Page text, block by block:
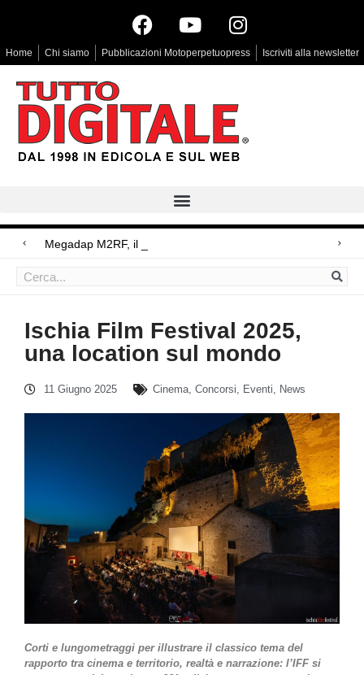
Home Chi siamo Pubblicazioni Motoperpetuopress Iscriviti alla newsletter
Megadap M2RF, il primo adattatore autofo
Arri Rental, evoluzioni in arrivo
Ischia Film Festival 2025,
una location sul mondo
11 Giugno 2025 Cinema, Concorsi, Eventi, News
Corti e lungometraggi per illustrare il classico tema del
rapporto tra cinema e territorio, realtà e narrazione: l’IFF si